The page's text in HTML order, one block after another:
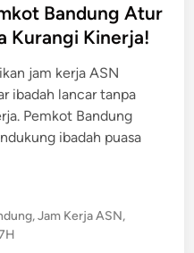
Bandung Atur
Kurangi Kinerja!
jam kerja ASN
ibadah lancar tanpa
Pemkot Bandung
ibadah puasa
,Jam Kerja ASN,